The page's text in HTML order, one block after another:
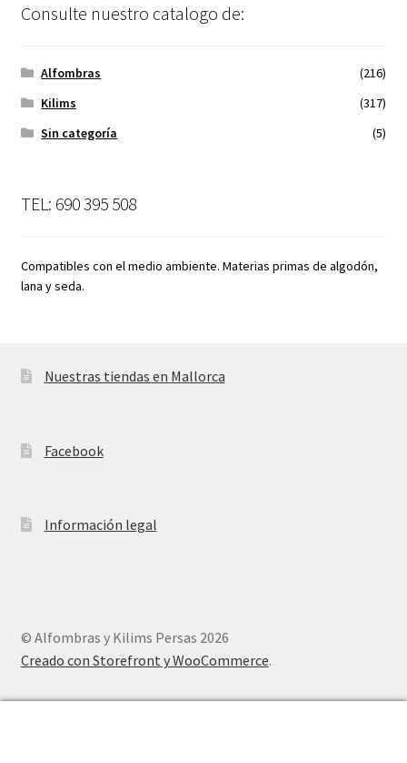
Consulte nuestro catalogo de:
Alfombras
(216)
Kilims
(317)
Sin categoría
(5)
TEL: 690 395 508
Compatibles con el medio ambiente. Materias primas de algodón,
lana y seda.
Nuestras tiendas en Mallorca
Facebook
Información legal
© Alfombras y Kilims Persas 2026
Creado con Storefront y WooCommerce.